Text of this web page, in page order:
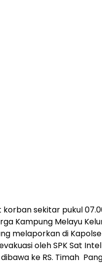
sekitar pukul
Kampung Melayu
melaporkan di
oleh SPK Sat
ke RS. Timah